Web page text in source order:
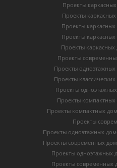
Проекты
Проекты
Проекты
Проекты
Проекты
Проекты
Проекты одноэтажных
Проекты
Проекты
Проекты
Проекты компактных
Проекты
Проекты одноэтажных
Проекты современных
Проекты одноэтажных
Проекты современных